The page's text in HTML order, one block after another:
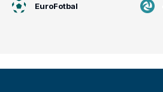
EuroFotbal